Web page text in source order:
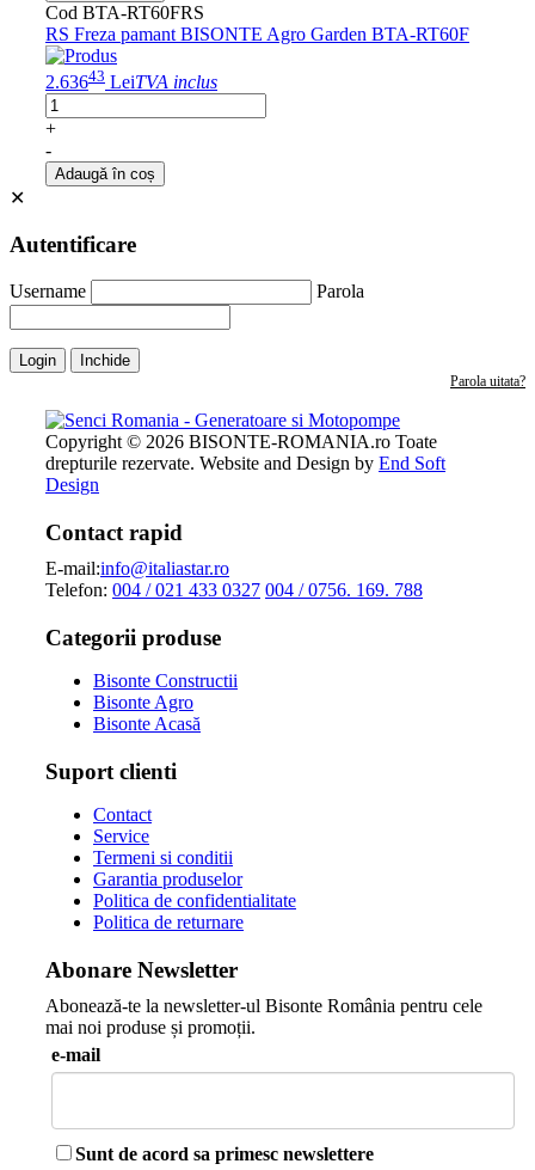
Cod BTA-RT60FRS
RS Freza pamant BISONTE Agro Garden BTA-RT60F
2.63643 LeiTVA inclus
+
-
Adaugă în coș
✕
Autentificare
Username Parola
Login Inchide
Parola uitata?
Copyright © 2026 BISONTE-ROMANIA.ro Toate
drepturile rezervate. Website and Design by End Soft
Design
Contact rapid
E-mail:info@italiastar.ro
Telefon: 004 / 021 433 0327 004 / 0756. 169. 788
Categorii produse
Bisonte Constructii
Bisonte Agro
Bisonte Acasă
Suport clienti
Contact
Service
Termeni si conditii
Garantia produselor
Politica de confidentialitate
Politica de returnare
Abonare Newsletter
Abonează-te la newsletter-ul Bisonte România pentru cele
mai noi produse și promoții.
e-mail
Sunt de acord sa primesc newslettere